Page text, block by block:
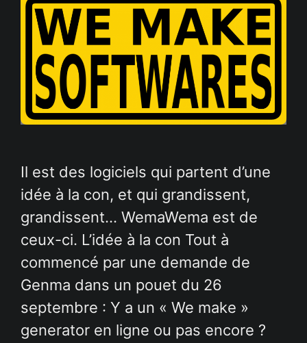
Il est des logiciels qui partent d’une
idée à la con, et qui grandissent,
grandissent… WemaWema est de
ceux-ci. L’idée à la con Tout à
commencé par une demande de
Genma dans un pouet du 26
septembre : Y a un « We make »
generator en ligne ou pas encore ?